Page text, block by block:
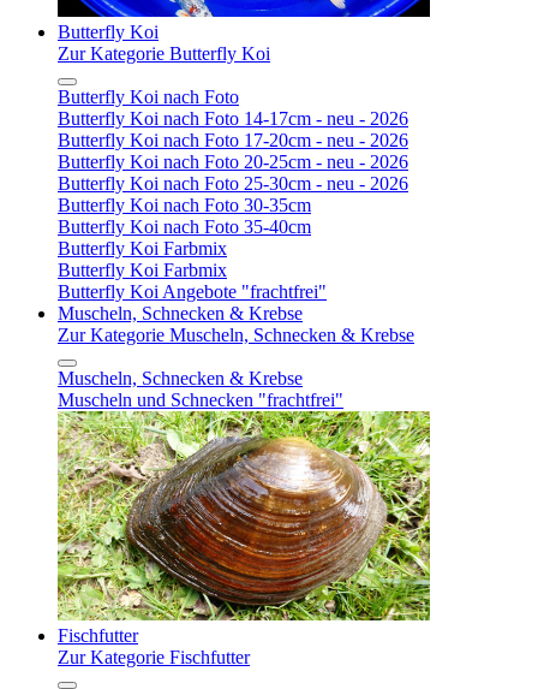
Butterfly Koi
Zur Kategorie Butterfly Koi
Butterfly Koi nach Foto
Butterfly Koi nach Foto 14-17cm - neu - 2026
Butterfly Koi nach Foto 17-20cm - neu - 2026
Butterfly Koi nach Foto 20-25cm - neu - 2026
Butterfly Koi nach Foto 25-30cm - neu - 2026
Butterfly Koi nach Foto 30-35cm
Butterfly Koi nach Foto 35-40cm
Butterfly Koi Farbmix
Butterfly Koi Farbmix
Butterfly Koi Angebote "frachtfrei"
Muscheln, Schnecken & Krebse
Zur Kategorie Muscheln, Schnecken & Krebse
Muscheln, Schnecken & Krebse
Muscheln und Schnecken "frachtfrei"
Fischfutter
Zur Kategorie Fischfutter